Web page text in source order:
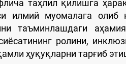
таҳлил қилишга
илмий муомалага олиб
таъминлашдаги
ролини,
ҳуқуқларни тарғиб